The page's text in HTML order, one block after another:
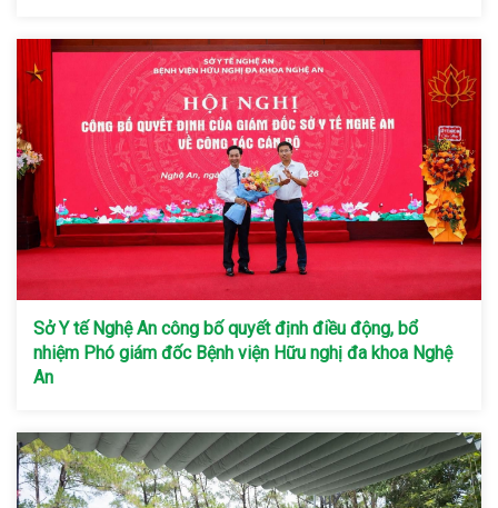
Sở Y tế Nghệ An công bố quyết định điều động, bổ
nhiệm Phó giám đốc Bệnh viện Hữu nghị đa khoa Nghệ
An